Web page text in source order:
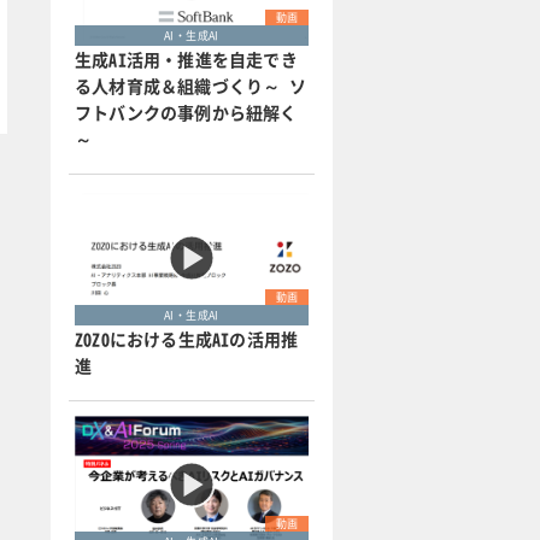
動画
AI・生成AI
生成AI活用・推進を自走でき
る人材育成＆組織づくり～ ソ
フトバンクの事例から紐解く
～
動画
AI・生成AI
ZOZOにおける生成AIの活用推
進
動画